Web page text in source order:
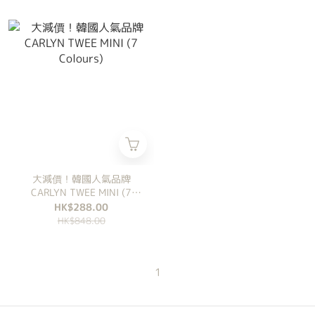
大減價！韓國人氣品牌
CARLYN TWEE MINI (7
Colours)
HK$288.00
HK$848.00
1